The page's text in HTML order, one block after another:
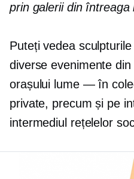
prin galerii din întreaga
Puteți vedea
diverse evenimente din
orașului lume — în
private, precum și pe
intermediul rețelelor